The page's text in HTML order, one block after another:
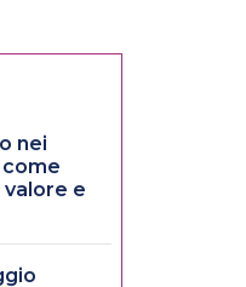
nei
e